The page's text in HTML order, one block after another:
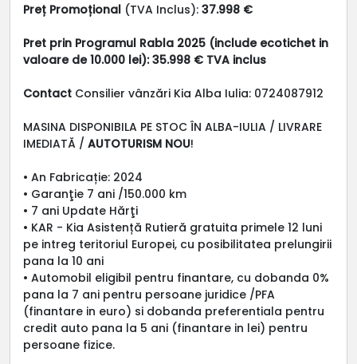
Preț Promoțional (TVA Inclus): 37.998 €
Pret prin Programul Rabla 2025 (include ecotichet in
valoare de 10.000 lei): 35.998 € TVA inclus
Contact Consilier vânzări Kia Alba Iulia: 0724087912
MASINA DISPONIBILA PE STOC ÎN ALBA-IULIA / LIVRARE
IMEDIATĂ / AUTOTURISM NOU!
• An Fabricație: 2024
• Garanţie 7 ani /150.000 km
• 7 ani Update Hărţi
• KAR - Kia Asistență Rutieră gratuita primele 12 luni
pe intreg teritoriul Europei, cu posibilitatea prelungirii
pana la 10 ani
• Automobil eligibil pentru finantare, cu dobanda 0%
pana la 7 ani pentru persoane juridice /PFA
(finantare in euro) si dobanda preferentiala pentru
credit auto pana la 5 ani (finantare in lei) pentru
persoane fizice.